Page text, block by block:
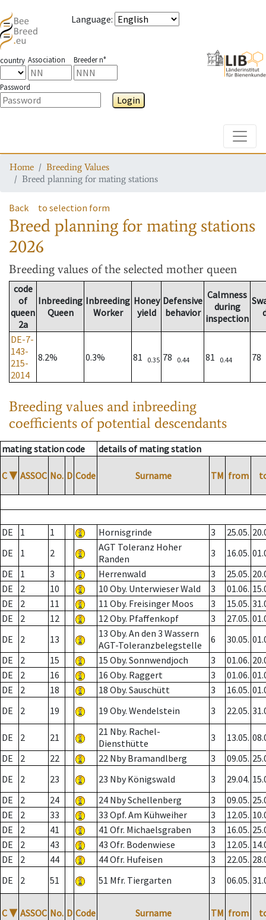
Language:
country Association Breeder n°
Password
Login
Home
Breeding Values
Breed planning for mating stations
Back to selection form
Breed planning for mating stations
2026
Breeding values of the selected mother queen
code
of
queen
2a
Inbreeding
Queen
Inbreeding
Worker
Honey
yield
Defensive
behavior
Calmness
during
inspection
DE-7-
143-
215-
2014
8.2% 0.3% 81 0.35 78 0.44 81 0.44 78
Breeding values and inbreeding
coefficients of potential descendants
mating station code details of mating station
C ▼ ASSOC No. D Code Surname TM from
DE 1 1 Hornisgrinde 3 25.05.
DE
1 2
AGT Toleranz Hoher
Randen
3 16.05.
DE
1 3 Herrenwald 3 25.05.
DE
2 10 10 Oby. Unterwieser Wald 3 01.06.
DE
2 11 11 Oby. Freisinger Moos 3 15.05.
DE
2 12 12 Oby. Pfaffenkopf 3 27.05.
DE
2 13
13 Oby. An den 3 Wassern
AGT-Toleranzbelegstelle
6 30.05.
DE
2 15 15 Oby. Sonnwendjoch 3 01.06.
DE
2 16 16 Oby. Raggert 3 01.06.
DE
2 18 18 Oby. Sauschütt 3 16.05.
DE
2 19 19 Oby. Wendelstein 3 22.05.
DE 2 21
21 Nby. Rachel-
Diensthütte
3 13.05.
DE
2 22 22 Nby Bramandlberg 3 09.05.
DE
2 23 23 Nby Königswald 3 29.04.
DE
2 24 24 Nby Schellenberg 3 09.05.
DE
2 33 33 Opf. Am Kühweiher 3 12.05.
DE
2 41 41 Ofr. Michaelsgraben 3 16.05.
DE
2 43 43 Ofr. Bodenwiese 3 12.05.
DE
2 44 44 Ofr. Hufeisen 3 22.05.
DE
2 51 51 Mfr. Tiergarten 3 06.05.
C ▼ ASSOC No. D Code Surname TM from